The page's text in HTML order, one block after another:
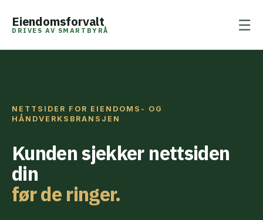
Eiendomsforvalt
DRIVES AV SMARTBYRÅ ☰
NETTSIDER FOR EIENDOMS- OG
HÅNDVERKSBRANSJEN
Kunden sjekker nettsiden
din
før de ringer.